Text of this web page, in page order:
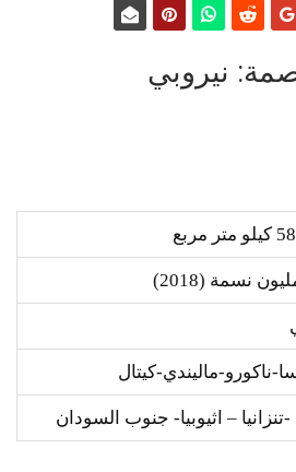
نيروبي
مربع
ناكورو-ماليندي-كيتال
-تنزانيا – اثيوبيا- جنوب السودان